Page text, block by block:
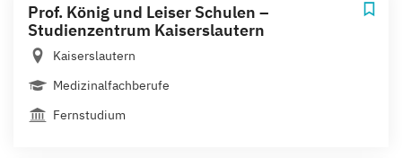
Prof. König und Leiser Schulen –
Studienzentrum Kaiserslautern
Kaiserslautern
Medizinalfachberufe
Fernstudium